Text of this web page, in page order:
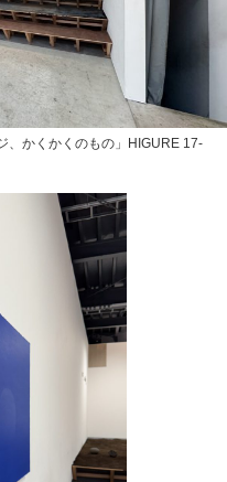
、かくかくのもの」HIGURE 17-